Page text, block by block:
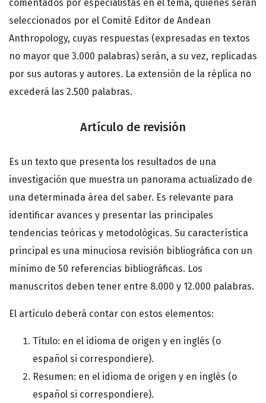
comentados por especialistas en el tema, quienes serán
seleccionados por el Comité Editor de Andean
Anthropology, cuyas respuestas (expresadas en textos
no mayor que 3.000 palabras) serán, a su vez, replicadas
por sus autoras y autores. La extensión de la réplica no
excederá las 2.500 palabras.
Artículo de revisión
Es un texto que presenta los resultados de una
investigación que muestra un panorama actualizado de
una determinada área del saber. Es relevante para
identificar avances y presentar las principales
tendencias teóricas y metodológicas. Su característica
principal es una minuciosa revisión bibliográfica con un
mínimo de 50 referencias bibliográficas. Los
manuscritos deben tener entre 8.000 y 12.000 palabras.
El artículo deberá contar con estos elementos:
Título: en el idioma de origen y en inglés (o
español si correspondiere).
Resumen: en el idioma de origen y en inglés (o
español si correspondiere).